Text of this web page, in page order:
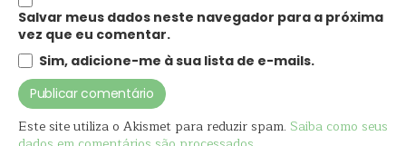
Salvar meus dados neste navegador para a próxima
vez que eu comentar.
Sim, adicione-me à sua lista de e-mails.
Este site utiliza o Akismet para reduzir spam. Saiba como seus